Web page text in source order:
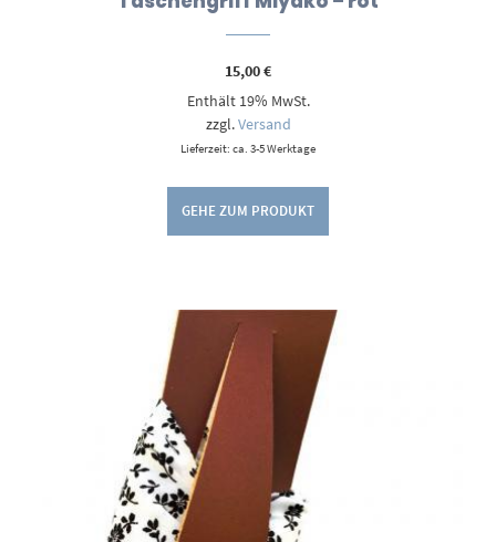
15,00€
Enthält 19% MwSt.
zzgl.Versand
Lieferzeit: ca. 3-5 Werktage
GEHE ZUM PRODUKT